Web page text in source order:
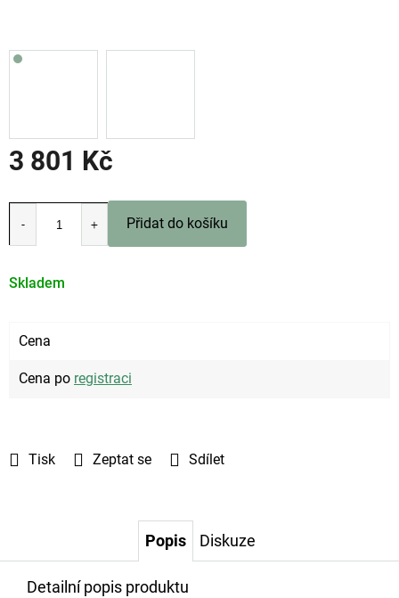
3 801 Kč
Skladem
Přidat do košíku
Tisk Zeptat se Sdílet
Cena
Cena po registraci
Popis Diskuze
Detailní popis produktu